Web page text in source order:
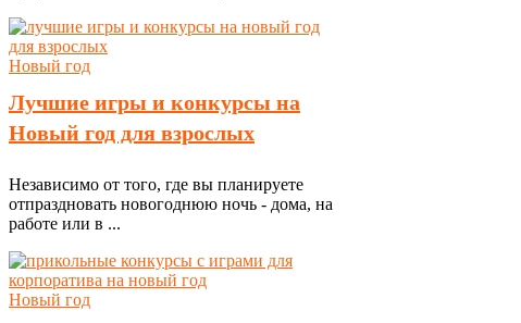
Новый год
Лучшие игры и конкурсы на
Новый год для взрослых
Независимо от того, где вы планируете
отпраздновать новогоднюю ночь - дома, на
работе или в ...
Новый год